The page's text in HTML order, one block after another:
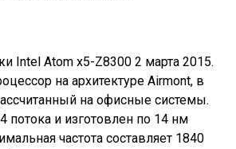
Intel Atom x5-Z8300 2 марта 2015.
на архитектуре Airmont, в
на офисные системы.
потока и изготовлен по 14 нм
частота составляет 1840